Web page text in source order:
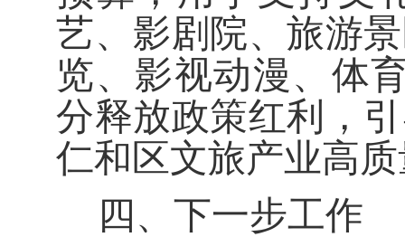
艺、影剧院、旅游
览、影视动漫、体
分释放政策红利，
仁和区文旅产业高
四、下一步工作